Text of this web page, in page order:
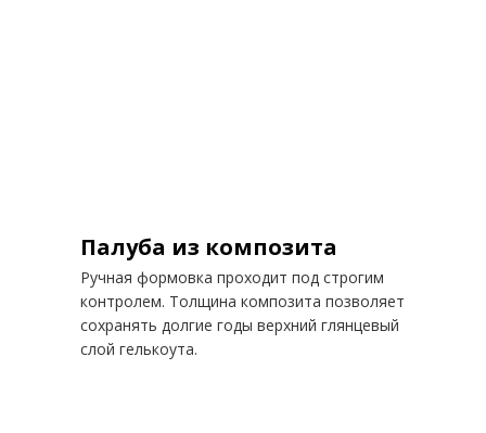
Ручная формовка проходит под строгим
контролем. Толщина композита позволяет
сохранять долгие годы верхний глянцевый
слой гелькоута.
Палуба из композита